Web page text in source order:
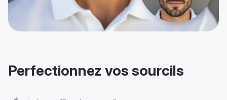
Perfectionnez vos sourcils